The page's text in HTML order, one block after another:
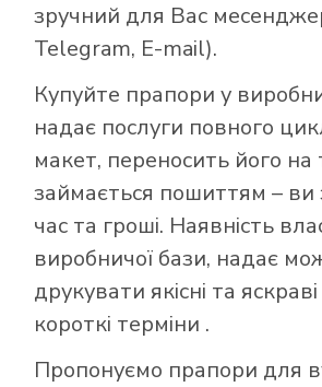
зручний для Вас
Telegram, E-mail).
Купуйте прапори у
надає послуги повного
макет, переносить його на
займається пошиттям –
час та гроші. Наявність
виробничої бази, надає
друкувати якісні та
короткі терміни .
Пропонуємо прапори для